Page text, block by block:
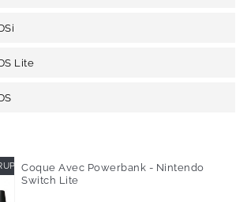
Lite
DE STOCK
Coque Avec Powerbank - Nintendo
Switch Lite